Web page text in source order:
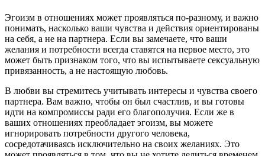
Эгоизм в отношениях может проявляться по-разному, и важно
понимать, насколько ваши чувства и действия ориентированы
на себя, а не на партнера. Если вы замечаете, что ваши
желания и потребности всегда ставятся на первое место, это
может быть признаком того, что вы испытываете сексуальную
привязанность, а не настоящую любовь.
В любви вы стремитесь учитывать интересы и чувства своего
партнера. Вам важно, чтобы он был счастлив, и вы готовы
идти на компромиссы ради его благополучия. Если же в
ваших отношениях преобладает эгоизм, вы можете
игнорировать потребности другого человека,
сосредотачиваясь исключительно на своих желаниях. Это